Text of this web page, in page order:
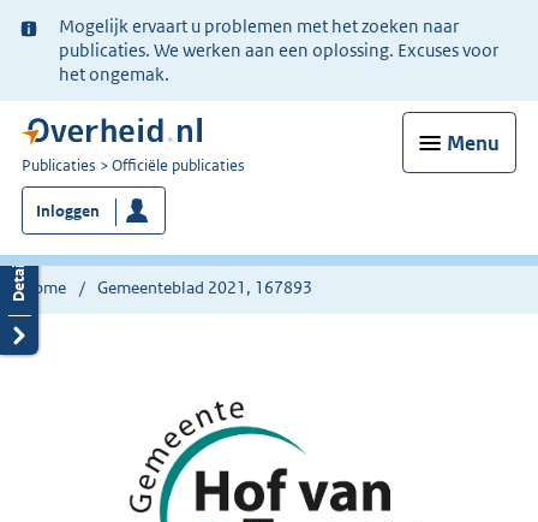
Ter
informatie:
Mogelijk ervaart u problemen met het zoeken naar
publicaties. We werken aan een oplossing. Excuses voor
het ongemak.
Menu
U
bent
nu
hier:
Publicaties Officiële publicaties
Inloggen
Home Gemeenteblad 2021, 167893